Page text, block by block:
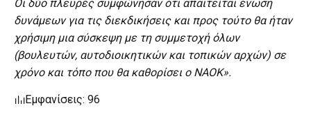
Οι δύο πλευρές συμφώνησαν ότι απαιτείται ένωση
δυνάμεων για τις διεκδικήσεις και προς τούτο θα ήταν
χρήσιμη μια σύσκεψη με τη συμμετοχή όλων
(βουλευτών, αυτοδιοικητικών και τοπικών αρχών) σε
χρόνο και τόπο που θα καθορίσει ο ΝΑΟΚ».
Εμφανίσεις: 96